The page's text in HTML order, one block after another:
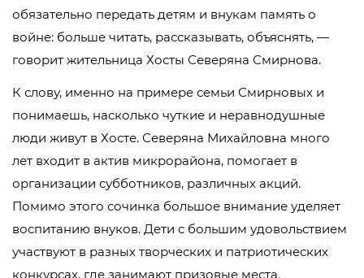
обязательно передать детям и внукам память о
войне: больше читать, рассказывать, объяснять, —
говорит жительница Хосты Северяна Смирнова.
К слову, именно на примере семьи Смирновых и
понимаешь, насколько чуткие и неравнодушные
люди живут в Хосте. Северяна Михайловна много
лет входит в актив микрорайона, помогает в
организации субботников, различных акций.
Помимо этого сочинка большое внимание уделяет
воспитанию внуков. Дети с большим удовольствием
участвуют в разных творческих и патриотических
конкурсах, где занимают призовые места.